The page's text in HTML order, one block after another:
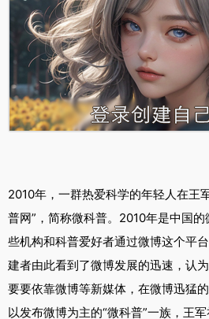
2010年，一群热爱科学的年轻人在王
普网”，简称微科普。2010年是中国
些机构和科普爱好者通过微博这个平
建者由此看到了微博发展的迅速，认
要要依靠微博等新媒体，在微博迅猛
以发布微博为主的“微科普”一族，王